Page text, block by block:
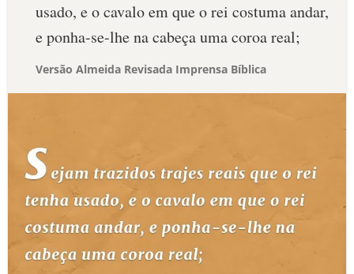
usado, e o cavalo em que o rei costuma andar,
e ponha-se-lhe na cabeça uma coroa real;
Versão Almeida Revisada Imprensa Bíblica